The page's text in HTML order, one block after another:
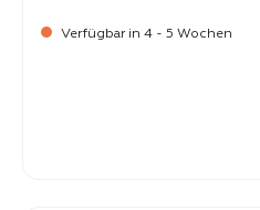
Verfügbar in 4 - 5 Wochen